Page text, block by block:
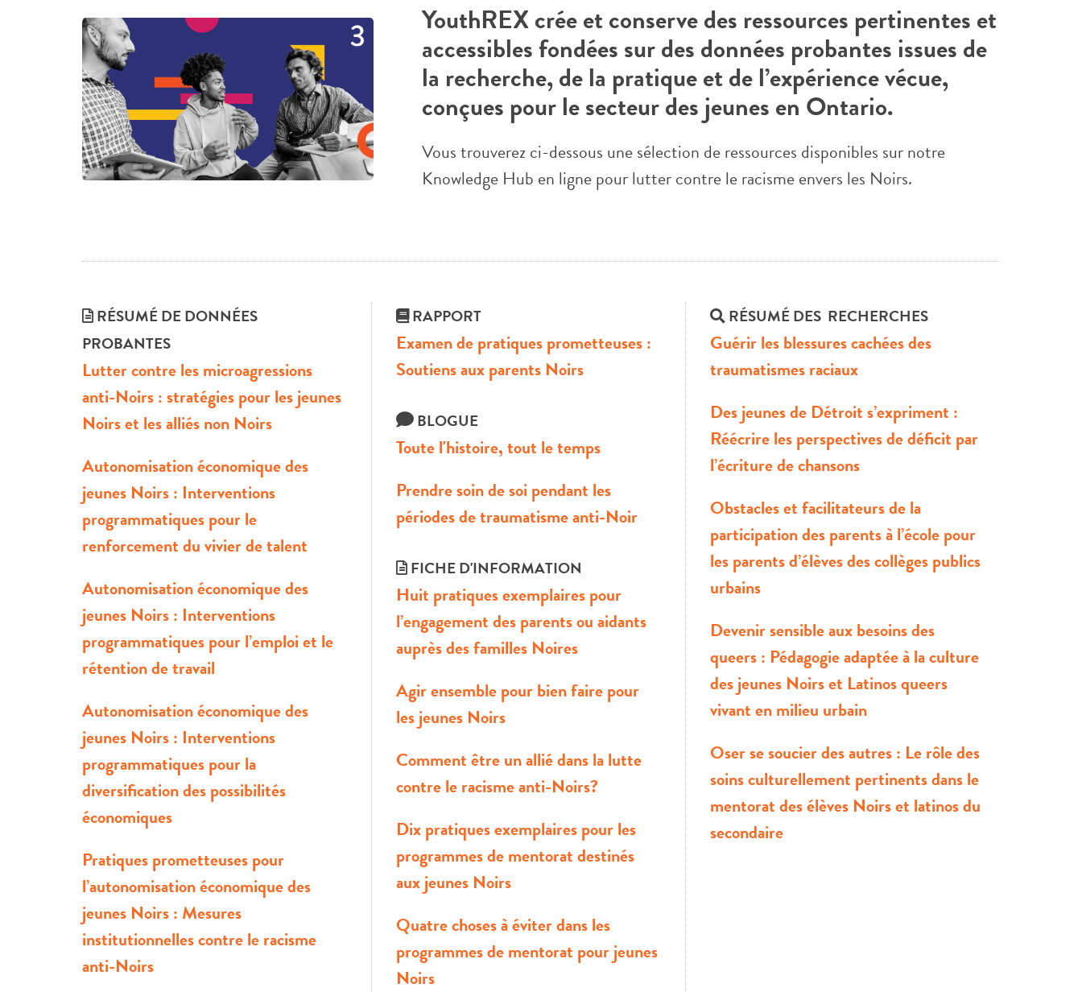
YouthREX crée et conserve des ressources pertinentes et
accessibles fondées sur des données probantes issues de
la recherche, de la pratique et de l’expérience vécue,
conçues pour le secteur des jeunes en Ontario.
Vous trouverez ci-dessous une sélection de ressources disponibles sur notre
Knowledge Hub en ligne pour lutter contre le racisme envers les Noirs.
RÉSUMÉ DE DONNÉES
PROBANTES
Lutter contre les microagressions
anti-Noirs : stratégies pour les jeunes
Noirs et les alliés non Noirs
Autonomisation économique des
jeunes Noirs : Interventions
programmatiques pour le
renforcement du vivier de talent
Autonomisation économique des
jeunes Noirs : Interventions
programmatiques pour l’emploi et le
rétention de travail
Autonomisation économique des
jeunes Noirs : Interventions
programmatiques pour la
diversification des possibilités
économiques
Pratiques prometteuses pour
l’autonomisation économique des
jeunes Noirs : Mesures
institutionnelles contre le racisme
anti-Noirs
RAPPORT
Examen de pratiques prometteuses :
Soutiens aux parents Noirs
BLOGUE
Toute l'histoire, tout le temps
Prendre soin de soi pendant les
périodes de traumatisme anti-Noir
FICHE D'INFORMATION
Huit pratiques exemplaires pour
l’engagement des parents ou aidants
auprès des familles Noires
Agir ensemble pour bien faire pour
les jeunes Noirs
Comment être un allié dansla lutte
contre le racisme anti-Noirs?
Dix pratiques exemplaires pour les
programmes de mentorat destinés
aux jeunes Noirs
Quatre choses à éviter dans les
programmes de mentorat pour jeunes
Noirs
RÉSUMÉ DES RECHERCHES
Guérir les blessures cachées des
traumatismes raciaux
Des jeunes de Détroit s’expriment :
Réécrire les perspectives de déficit par
l’écriture de chansons
Obstacles et facilitateurs de la
participation des parents à l’école pour
les parents d’élèves des collèges publics
urbains
Devenir sensible aux besoins des
queers : Pédagogie adaptée à la culture
des jeunes Noirs et Latinos queers
vivant en milieu urbain
Oser se soucier des autres : Le rôle des
soins culturellement pertinents dans le
mentorat des élèves Noirs et latinos du
secondaire